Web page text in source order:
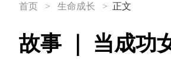
首页 > 生命成长 > 正文
故事 ｜ 当成功